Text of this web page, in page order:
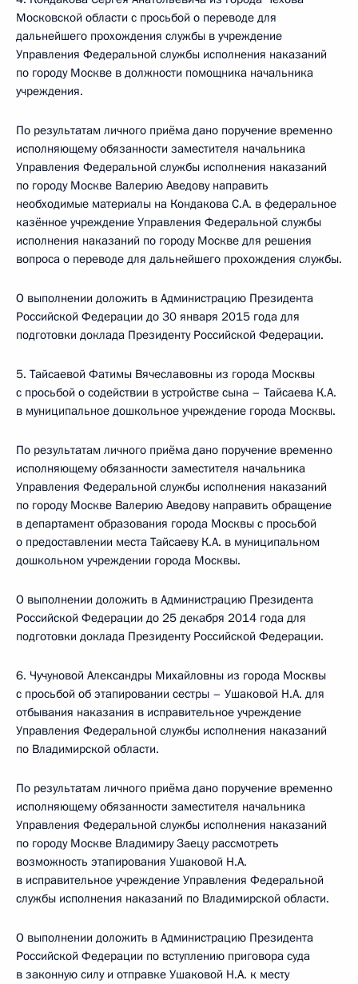
Московской области с просьбой о переводе для
дальнейшего прохождения службы в учреждение
Управления Федеральной службы исполнения наказаний
по городу Москве в должности помощника начальника
учреждения.
По результатам личного приёма дано поручение временно
исполняющему обязанности заместителя начальника
Управления Федеральной службы исполнения наказаний
по городу Москве Валерию Аведову направить
необходимые материалы на Кондакова С.А. в федеральное
казённое учреждение Управления Федеральной службы
исполнения наказаний по городу Москве для решения
вопроса о переводе для дальнейшего прохождения службы.
О выполнении доложить в Администрацию Президента
Российской Федерации до 30 января 2015 года для
подготовки доклада Президенту Российской Федерации.
5. Тайсаевой Фатимы Вячеславовны из города Москвы
с просьбой о содействии в устройстве сына – Тайсаева К.А.
в муниципальное дошкольное учреждение города Москвы.
По результатам личного приёма дано поручение временно
исполняющему обязанности заместителя начальника
Управления Федеральной службы исполнения наказаний
по городу Москве Валерию Аведову направить обращение
в департамент образования города Москвы с просьбой
о предоставлении места Тайсаеву К.А. в муниципальном
дошкольном учреждении города Москвы.
О выполнении доложить в Администрацию Президента
Российской Федерации до 25 декабря 2014 года для
подготовки доклада Президенту Российской Федерации.
6. Чучуновой Александры Михайловны из города Москвы
с просьбой об этапировании сестры – Ушаковой Н.А. для
отбывания наказания в исправительное учреждение
Управления Федеральной службы исполнения наказаний
по Владимирской области.
По результатам личного приёма дано поручение временно
исполняющему обязанности заместителя начальника
Управления Федеральной службы исполнения наказаний
по городу Москве Владимиру Заецу рассмотреть
возможность этапирования Ушаковой Н.А.
в исправительное учреждение Управления Федеральной
службы исполнения наказаний по Владимирской области.
О выполнении доложить в Администрацию Президента
Российской Федерации по вступлению приговора суда
в законную силу и отправке Ушаковой Н.А. к месту